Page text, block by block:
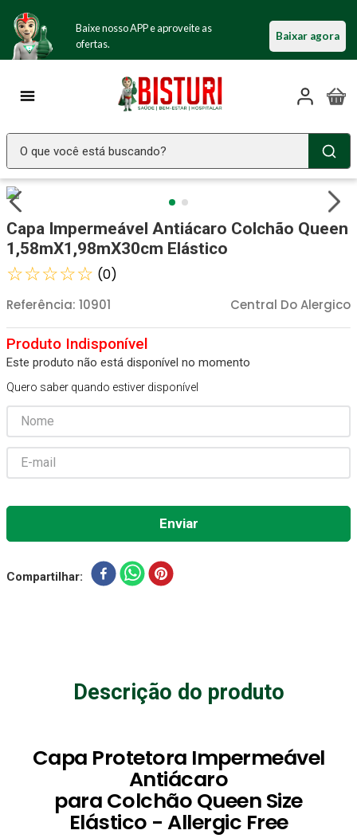
Baixe nosso APP e aproveite as
ofertas.
Baixar agora
O que você está buscando?
Capa Impermeável Antiácaro Colchão Queen
1,58mX1,98mX30cm Elástico
☆☆☆☆☆ (0)
Central Do Alergico
Referência: 10901
Este produto não está disponível no momento
Quero saber quando estiver disponível
Compartilhar
Descrição do produto
Capa Protetora Impermeável
Antiácaro
para Colchão Queen Size
Elástico - Allergic Free
2º Fralda Geriatrica
3º Luva Latex
4 º Estetoscopio Littmann
5º Littmann
Absorvente Geriatrico
7 º Gaze Esteril
8º Aparelho Pressão
9º Cadeira Banho
10º